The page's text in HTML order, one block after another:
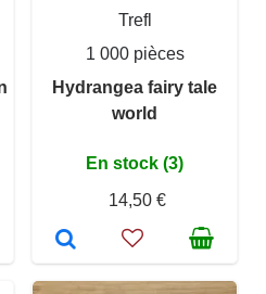
Trefl
1 000 pièces
Hydrangea fairy tale
world
En stock (3)
14,50 €